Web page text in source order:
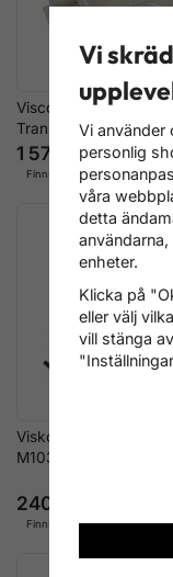
Viscolyftare-Verktyg
Transit 2.2L 2.4L 3.2L
1 572 kr
Finns i lager
Visko-Låsverktyg för
M103, M104
240 kr
Finns i lager
Vi
Vi använder
personlig
våra
detta
enheter.
Klicka på
eller välj
vill stänga